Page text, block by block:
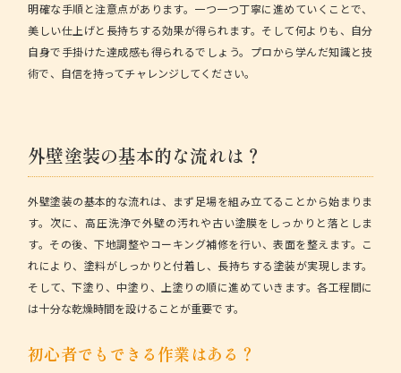
明確な手順と注意点があります。一つ一つ丁寧に進めていくことで、
美しい仕上げと長持ちする効果が得られます。そして何よりも、自分
自身で手掛けた達成感も得られるでしょう。プロから学んだ知識と技
術で、自信を持ってチャレンジしてください。
外壁塗装の基本的な流れは？
外壁塗装の基本的な流れは、まず足場を組み立てることから始まりま
す。次に、高圧洗浄で外壁の汚れや古い塗膜をしっかりと落としま
す。その後、下地調整やコーキング補修を行い、表面を整えます。こ
れにより、塗料がしっかりと付着し、長持ちする塗装が実現します。
そして、下塗り、中塗り、上塗りの順に進めていきます。各工程間に
は十分な乾燥時間を設けることが重要です。
初心者でもできる作業はある？